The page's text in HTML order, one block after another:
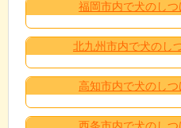
福岡市内で犬のし
北九州市内で犬のし
高知市内で犬のし
西条市内で犬のし